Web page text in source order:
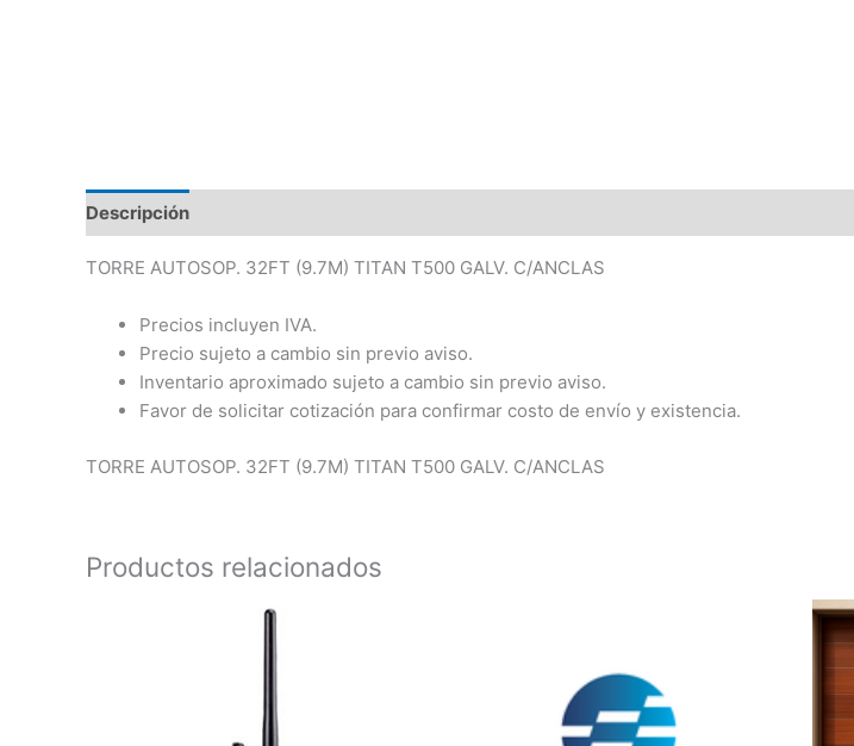
Descripción
TORRE AUTOSOP. 32FT (9.7M) TITAN T500 GALV. C/ANCLAS
Precios incluyen IVA.
Precio sujeto a cambio sin previo aviso.
Inventario aproximado sujeto a cambio sin previo aviso.
Favor de solicitar cotización para confirmar costo de envío y existencia.
TORRE AUTOSOP. 32FT (9.7M) TITAN T500 GALV. C/ANCLAS
Productos relacionados